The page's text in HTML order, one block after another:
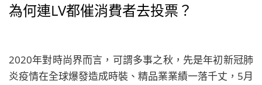
為何連LV都催消費者去投票？
2020年對時尚界而言，可謂多事之秋，先是年初新冠肺
炎疫情在全球爆發造成時裝、精品業業績一落千丈，5月